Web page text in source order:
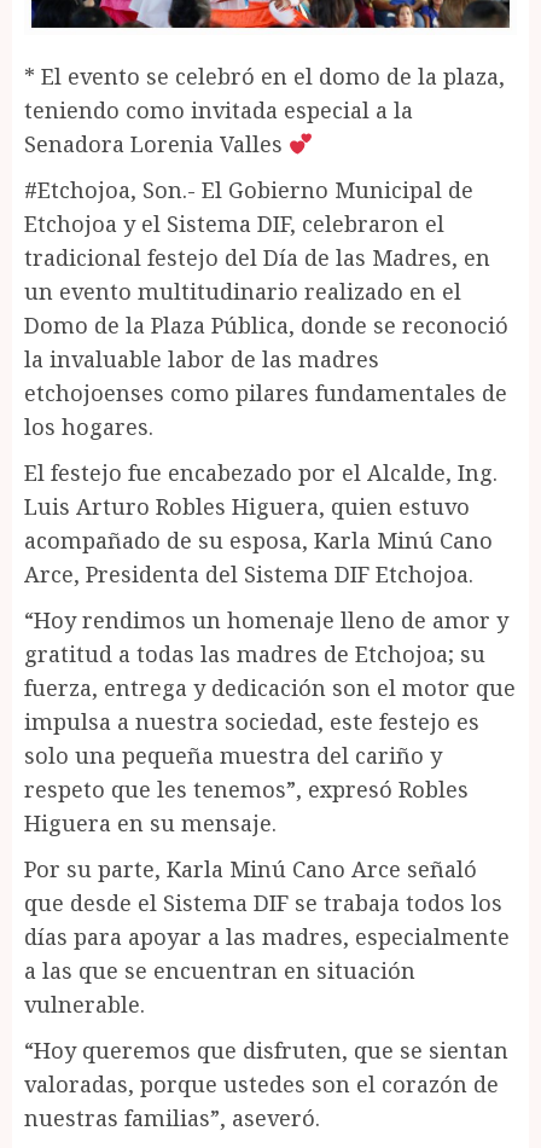
* El evento se celebró en el domo de la plaza,
teniendo como invitada especial a la
Senadora Lorenia Valles
#Etchojoa, Son.- El Gobierno Municipal de
Etchojoa y el Sistema DIF, celebraron el
tradicional festejo del Día de las Madres, en
un evento multitudinario realizado en el
Domo de la Plaza Pública, donde se reconoció
la invaluable labor de las madres
etchojoenses como pilares fundamentales de
los hogares.
El festejo fue encabezado por el Alcalde, Ing.
Luis Arturo Robles Higuera, quien estuvo
acompañado de su esposa, Karla Minú Cano
Arce, Presidenta del Sistema DIF Etchojoa.
“Hoy rendimos un homenaje lleno de amor y
gratitud a todas las madres de Etchojoa; su
fuerza, entrega y dedicación son el motor que
impulsa a nuestra sociedad, este festejo es
solo una pequeña muestra del cariño y
respeto que les tenemos”, expresó Robles
Higuera en su mensaje.
Por su parte, Karla Minú Cano Arce señaló
que desde el Sistema DIF se trabaja todos los
días para apoyar a las madres, especialmente
a las que se encuentran en situación
vulnerable.
“Hoy queremos que disfruten, que se sientan
valoradas, porque ustedes son el corazón de
nuestras familias”, aseveró.